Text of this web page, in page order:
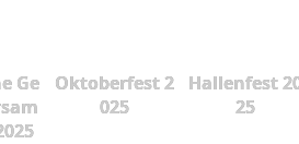
Ge
Oktoberfest 2
025
Hallenfest
25